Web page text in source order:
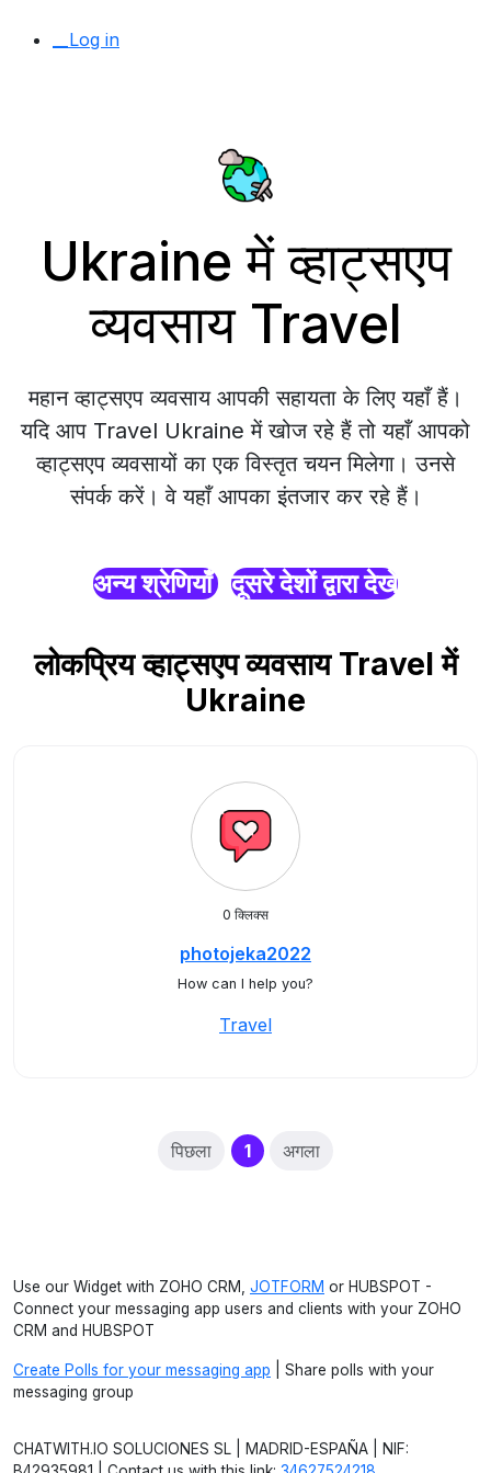
__Log in
Ukraine में व्हाट्सएप
व्यवसाय Travel
महान व्हाट्सएप व्यवसाय आपकी सहायता के लिए यहाँ हैं।
यदि आप Travel Ukraine में खोज रहे हैं तो यहाँ आपको
व्हाट्सएप व्यवसायों का एक विस्तृत चयन मिलेगा। उनसे
संपर्क करें। वे यहाँ आपका इंतजार कर रहे हैं।
अन्य श्रेणियाँ दूसरे देशों द्वारा देखें
लोकप्रिय व्हाट्सएप व्यवसाय Travel में
Ukraine
0 क्लिक्स
photojeka2022
How can I help you?
Travel
पिछला 1(current)
अगला
Use our Widget with ZOHO CRM, JOTFORM or HUBSPOT -
Connect your messaging app users and clients with your ZOHO
CRM and HUBSPOT
Create Polls for your messaging app | Share polls with your
messaging group
CHATWITH.IO SOLUCIONES SL | MADRID-ESPAÑA | NIF: